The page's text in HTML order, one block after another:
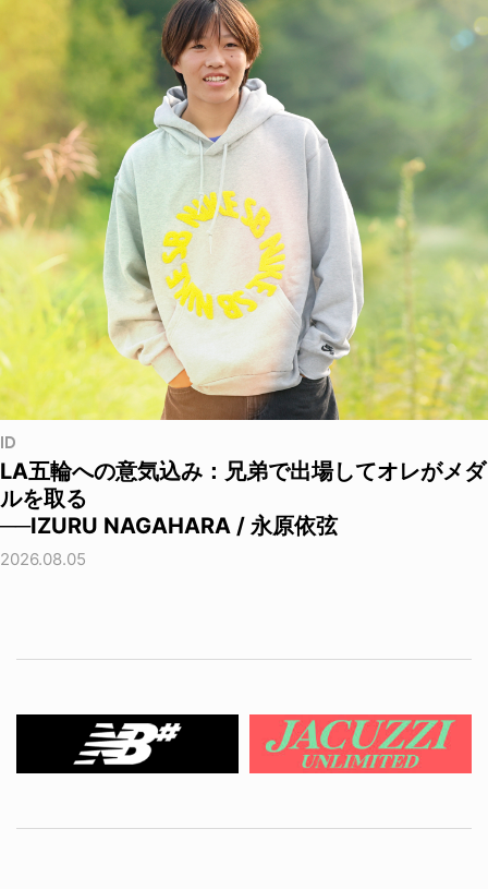
ID
LA五輪への意気込み：兄弟で出場してオレがメダ
ルを取る
──IZURU NAGAHARA / 永原依弦
2026.08.05